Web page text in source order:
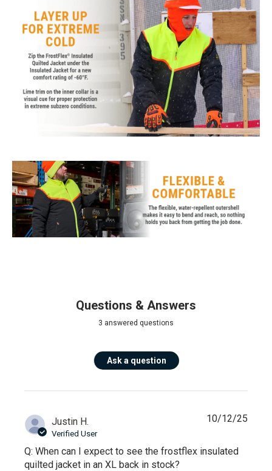
Questions & Answers
3 answered questions
Ask a question
Justin H.
Verified User
Q: When can I expect to see the frostflex insulated
quilted jacket in an XL back in stock?
10/12/25